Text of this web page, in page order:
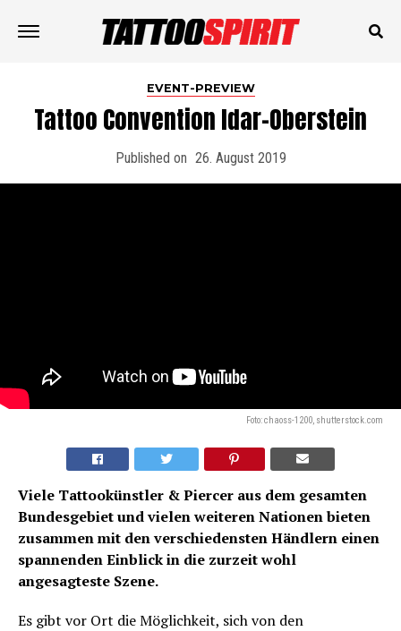
EVENT-PREVIEW
Tattoo Convention Idar-Oberstein
Published on 26. August 2019
Foto: chaoss-1200, shutterstock.com
Viele Tattookünstler & Piercer aus dem gesamten
Bundesgebiet und vielen weiteren Nationen bieten
zusammen mit den verschiedensten Händlern einen
spannenden Einblick in die zurzeit wohl
angesagteste Szene.
Es gibt vor Ort die Möglichkeit, sich von den